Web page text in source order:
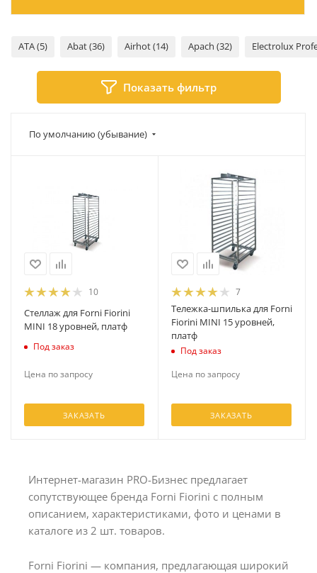
ATA (5) Abat (36) Airhot (14) Apach (32) Electrolux
Показать фильтр
По умолчанию (убывание)
10
Стеллаж для Forni Fiorini
MINI 18 уровней, платф
Под заказ
Цена по запросу
ЗАКАЗАТЬ
7
Тележка-шпилька для Forni
Fiorini MINI 15 уровней,
платф
Под заказ
Цена по запросу
ЗАКАЗАТЬ
Интернет-магазин PRO-Бизнес предлагает
сопутствующее бренда Forni Fiorini с полным
описанием, характеристиками, фото и ценами в
каталоге из 2 шт. товаров.
Forni Fiorini — компания, предлагающая широкий